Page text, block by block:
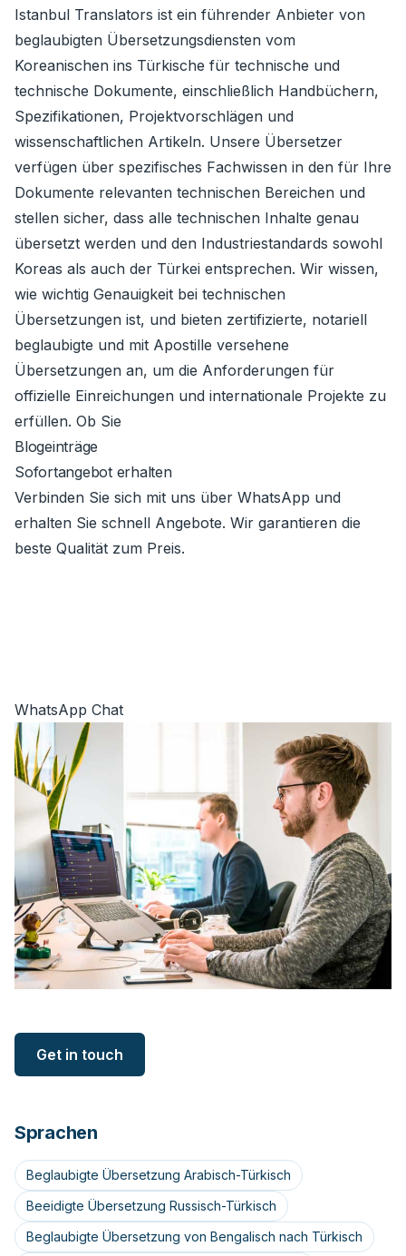
Istanbul Translators ist ein führender Anbieter von
beglaubigten Übersetzungsdiensten vom
Koreanischen ins Türkische für technische und
technische Dokumente, einschließlich Handbüchern,
Spezifikationen, Projektvorschlägen und
wissenschaftlichen Artikeln. Unsere Übersetzer
verfügen über spezifisches Fachwissen in den für Ihre
Dokumente relevanten technischen Bereichen und
stellen sicher, dass alle technischen Inhalte genau
übersetzt werden und den Industriestandards sowohl
Koreas als auch der Türkei entsprechen. Wir wissen,
wie wichtig Genauigkeit bei technischen
Übersetzungen ist, und bieten zertifizierte, notariell
beglaubigte und mit Apostille versehene
Übersetzungen an, um die Anforderungen für
offizielle Einreichungen und internationale Projekte zu
erfüllen. Ob Sie
Blogeinträge
Sofortangebot erhalten
Verbinden Sie sich mit uns über WhatsApp und
erhalten Sie schnell Angebote. Wir garantieren die
beste Qualität zum Preis.
WhatsApp Chat
Get in touch
Sprachen
Beglaubigte Übersetzung Arabisch-Türkisch
Beeidigte Übersetzung Russisch-Türkisch
Beglaubigte Übersetzung von Bengalisch nach Türkisch